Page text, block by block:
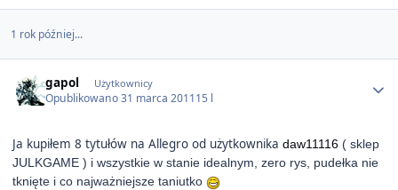
1 rok później...
gapol Użytkownicy
Opublikowano31 marca 201115 l
Ja kupiłem 8 tytułów na Allegro od użytkownika daw11116( sklep
JULKGAME ) i wszystkie w stanie idealnym, zero rys, pudełka nie
tknięte i co najważniejsze taniutko